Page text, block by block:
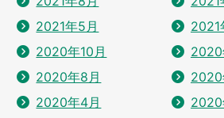
2021年5月
2021
2020年10月
2020
2020年8月
2020
2020年4月
2020